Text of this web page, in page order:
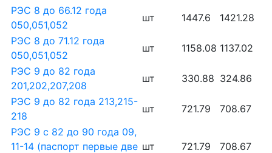
РЭС 8 до 66.12 года
050,051,052
шт 1447.6
1421.28
РЭС 8 до 71.12 года
050,051,052
шт 1158.08 1137.02
РЭС 9 до 82 года
201,202,207,208
шт 330.88 324.86
РЭС 9 до 82 года 213,215-
218
шт 721.79
708.67
РЭС 9 с 82 до 90 года 09,
11-14 (паспорт первые две шт 721.79 708.67